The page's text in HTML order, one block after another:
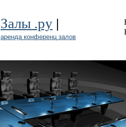
Залы .ру |
аренда конференц залов